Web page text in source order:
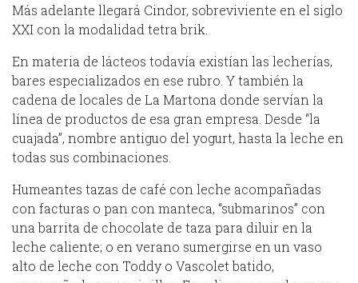
Más adelante llegará Cindor, sobreviviente en el siglo
XXI con la modalidad tetra brik.
En materia de lácteos todavía existían las lecherías,
bares especializados en ese rubro. Y también la
cadena de locales de La Martona donde servían la
línea de productos de esa gran empresa. Desde “la
cuajada”, nombre antiguo del yogurt, hasta la leche en
todas sus combinaciones.
Humeantes tazas de café con leche acompañadas
con facturas o pan con manteca, “submarinos” con
una barrita de chocolate de taza para diluir en la
leche caliente; o en verano sumergirse en un vaso
alto de leche con Toddy o Vascolet batido,